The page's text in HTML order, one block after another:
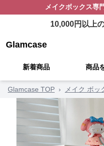
メイクボックス専
10,000円以上
Glamcase
新着商品 商品
Glamcase TOP › メイク ボッ